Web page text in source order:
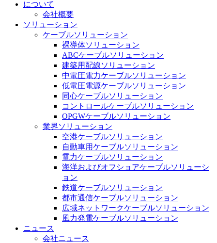
について
会社概要
ソリューション
ケーブルソリューション
裸導体ソリューション
ABCケーブルソリューション
建築用配線ソリューション
中電圧電力ケーブルソリューション
低電圧電源ケーブルソリューション
同心ケーブルソリューション
コントロールケーブルソリューション
OPGWケーブルソリューション
業界ソリューション
空港ケーブルソリューション
自動車用ケーブルソリューション
電力ケーブルソリューション
海洋およびオフショアケーブルソリューシ
ョン
鉄道ケーブルソリューション
都市通信ケーブルソリューション
広域ネットワークケーブルソリューション
風力発電ケーブルソリューション
ニュース
会社ニュース